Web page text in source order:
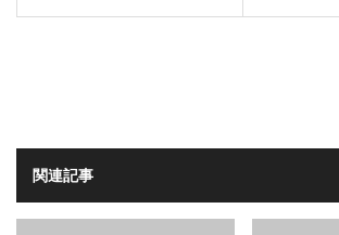
関連記事